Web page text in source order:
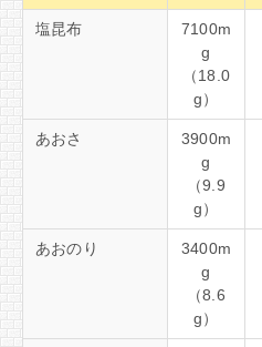
塩昆布
7100m
g
（18.0
g）
あおさ
3900m
g
（9.9
g）
あおのり
3400m
g
（8.6
g）